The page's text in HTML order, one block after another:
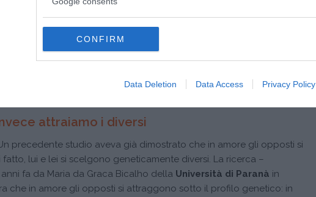
CONFIRM
Data Deletion Data Access Privacy Policy
attraiamo i diversi
precedente studio aveva già dimostrato che in amore gli opposti si
lui e lei si scelgono geneticamente diversi. La ricerca –
fa da Maria da Graca Bicalho della Università di Paranà in
che in amore gli opposti si attraggono sotto il profilo genetico: in